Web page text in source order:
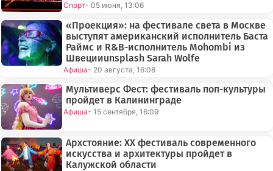
Спорт- 05 июня, 13:06
«Проекция»: на фестивале света в Москве
выступят американский исполнитель Баста
Раймс и R&B-исполнитель Mohombi из
Швецииunsplash Sarah Wolfe
Афиша- 20 августа, 16:08
Мультиверс Фест: фестиваль поп-культуры
пройдет в Калининграде
Афиша- 15 сентября, 16:09
Архстояние: XX фестиваль современного
искусства и архитектуры пройдет в
Калужской области